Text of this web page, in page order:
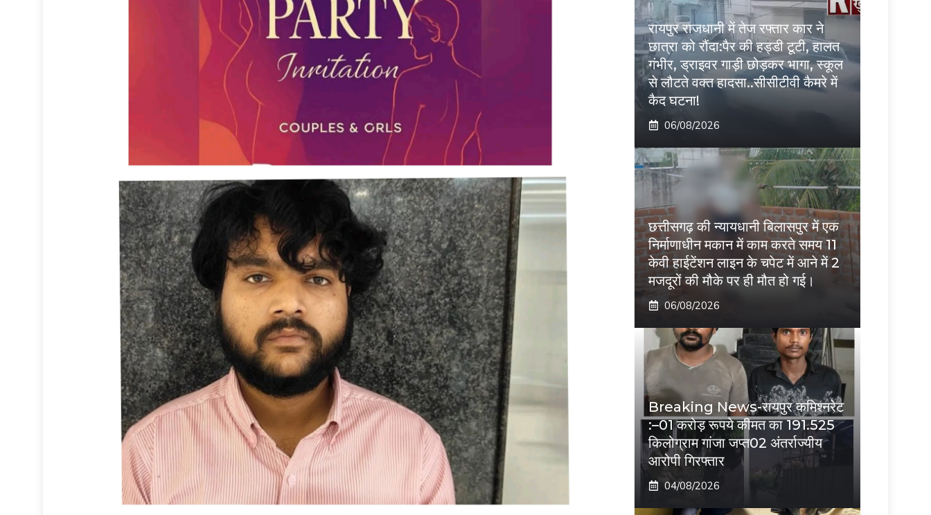
रायपुर राजधानी में तेज रफ्तार कार ने
छात्रा को रौंदा:पैर की हड्डी टूटी, हालत
गंभीर, ड्राइवर गाड़ी छोड़कर भागा, स्कूल
से लौटते वक्त हादसा..सीसीटीवी कैमरे में
कैद घटना!
06/08/2026
छत्तीसगढ़ की न्यायधानी बिलासपुर में एक
निर्माणाधीन मकान में काम करते समय 11
केवी हाईटेंशन लाइन के चपेट में आने में 2
मजदूरों की मौके पर ही मौत हो गई।
06/08/2026
Breaking News-रायपुर कमिश्नरेट
:–01 करोड़ रूपये कीमत का 191.525
किलोग्राम गांजा जप्त02 अंतर्राज्यीय
आरोपी गिरफ्तार
04/08/2026